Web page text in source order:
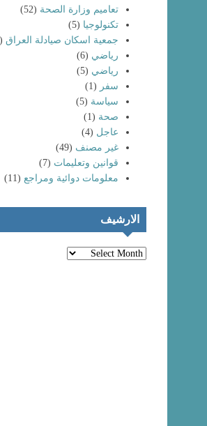
تعاميم وزارة الصحة (52)
تكنولوجيا (5)
جمعية اسكان صيادلة العراق (1)
رياضي (6)
رياضي (5)
سفر (1)
سياسة (5)
صحة (1)
عاجل (4)
غير مصنف (49)
قوانين وتعليمات (7)
معلومات دوائية ومراجع (11)
الارشيف
الارشيف
انتماء خريجي
كليات الصيدلة
لعام (٢٠٢٤) إلى
نقابة صيادلة